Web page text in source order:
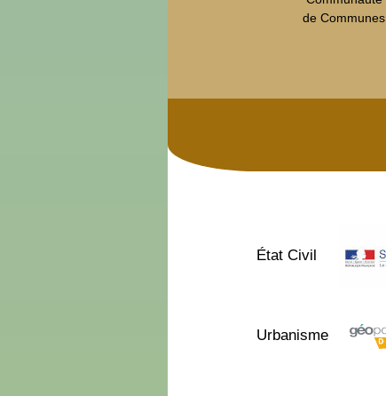
de Communes
État Civil
Urbanisme